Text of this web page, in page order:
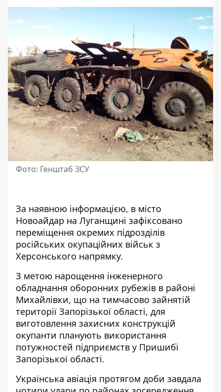
Фото: Генштаб ЗСУ
За наявною інформацією, в місто
Новоайдар на Луганщині зафіксовано
переміщення окремих підрозділів
російських окупаційних військ з
Херсонського напрямку.
З метою нарощення інженерного
обладнання оборонних рубежів в районі
Михайлівки, що на тимчасово зайнятій
території Запорізької області, для
виготовлення захисних конструкцій
окупанти планують використання
потужностей підприємств у Пришибі
Запорізької області.
Українська авіація протягом доби завдала